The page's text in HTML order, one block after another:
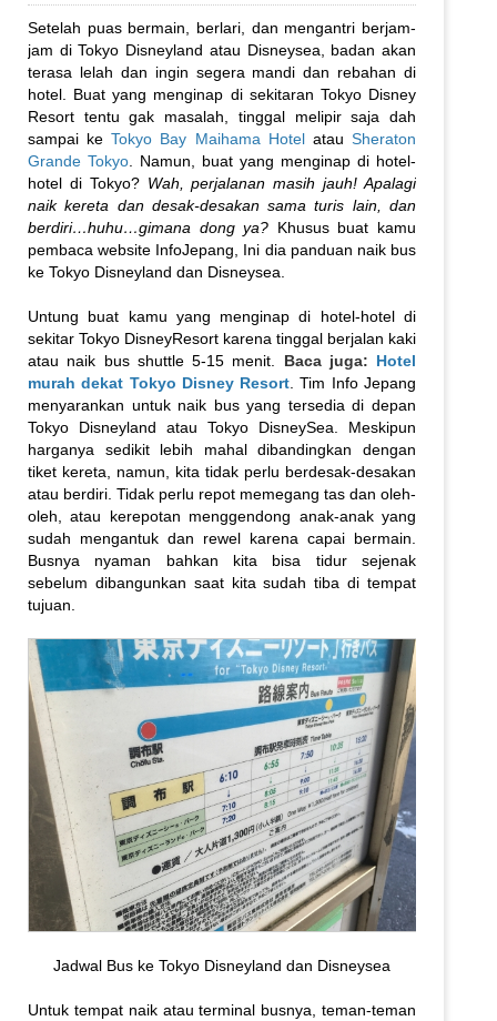
Setelah puas bermain, berlari, dan mengantri berjam-
jam di Tokyo Disneyland atau Disneysea, badan akan
terasa lelah dan ingin segera mandi dan rebahan di
hotel. Buat yang menginap di sekitaran Tokyo Disney
Resort tentu gak masalah, tinggal melipir saja dah
sampai keTokyo Bay Maihama HotelatauSheraton
Grande Tokyo . Namun, buat yang menginap di hotel-
hotel di Tokyo? Wah, perjalanan masih jauh! Apalagi
naik kereta dan desak-desakan sama turis lain, dan
berdiri…huhu…gimana dong ya? Khusus buat kamu
pembaca website InfoJepang, Ini dia panduan naik bus
ke Tokyo Disneyland dan Disneysea.
Untung buat kamu yang menginap di hotel-hotel di
sekitar Tokyo DisneyResort karena tinggal berjalan kaki
atau naik bus shuttle 5-15 menit. Baca juga: Hotel
murah dekat Tokyo Disney Resort . Tim Info Jepang
menyarankan untuk naik bus yang tersedia di depan
Tokyo Disneyland atau Tokyo DisneySea. Meskipun
harganya sedikit lebih mahal dibandingkan dengan
tiket kereta, namun, kita tidak perlu berdesak-desakan
atau berdiri. Tidak perlu repot memegang tas dan oleh-
oleh, atau kerepotan menggendong anak-anak yang
sudah mengantuk dan rewel karena capai bermain.
Busnya nyaman bahkan kita bisa tidur sejenak
sebelum dibangunkan saat kita sudah tiba di tempat
tujuan.
Jadwal Bus ke Tokyo Disneyland dan Disneysea
Untuk tempat naik atau terminal busnya, teman-teman